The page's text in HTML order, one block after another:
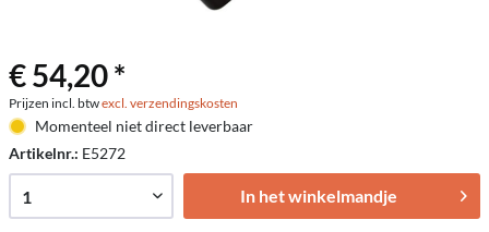
€ 54,20 *
Prijzen incl. btwexcl. verzendingskosten
Momenteel niet direct leverbaar
Artikelnr.: E5272
In het winkelmandje